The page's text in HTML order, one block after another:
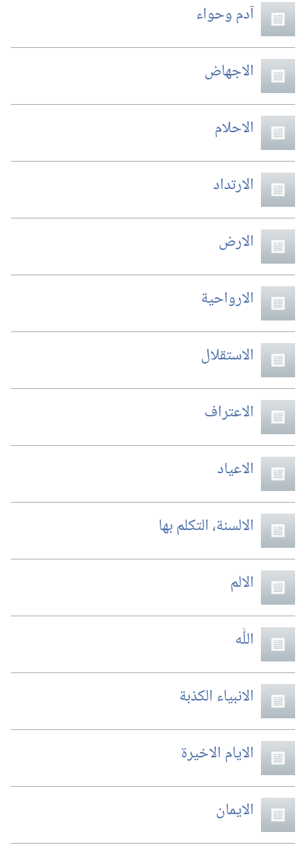
آدم وحواء
الاجهاض
الاحلام
الارتداد
الارض
الارواحية
الاستقلال
الاعتراف
الاعياد
الالسنة،‏ التكلم بها
الالم
اللّٰه
الانبياء الكذبة
الايام الاخيرة
الايمان